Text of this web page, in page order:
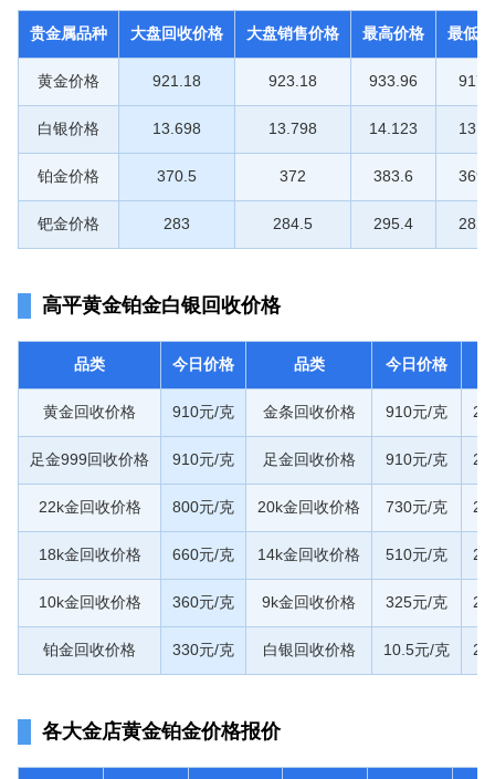
贵金属品种 大盘回收价格 大盘销售价格 最高价格 最低
黄金价格 921.18 923.18 933.96
白银价格 13.698 13.798 14.123
铂金价格 370.5 372 383.6
钯金价格 283 284.5 295.4
高平黄金铂金白银回收价格
品类 今日价格 品类 今日价格
黄金回收价格 910元/克 金条回收价格 910元/克
足金999回收价格 910元/克 足金回收价格 910元/克
22k金回收价格 800元/克 20k金回收价格 730元/克
18k金回收价格 660元/克 14k金回收价格 510元/克
10k金回收价格 360元/克 9k金回收价格 325元/克
铂金回收价格 330元/克 白银回收价格 10.5元/克
各大金店黄金铂金价格报价